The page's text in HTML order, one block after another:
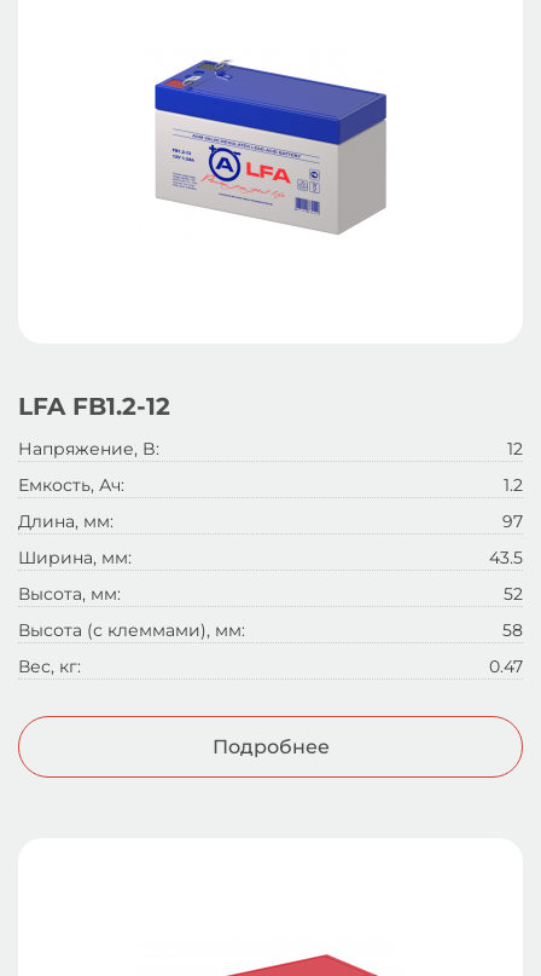
LFA FB1.2-12
Напряжение, B:
12
Емкость, Ач:
1.2
Длина, мм:
97
Ширина, мм:
43.5
Высота, мм:
52
Высота (с клеммами), мм:
58
Вес, кг:
0.47
Подробнее